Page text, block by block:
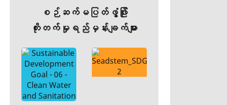
စဉ်ဆက်မပြတ်ဖွံ့ဖြိုး
တိုးတက်မှုရည်မှန်းချက်များ